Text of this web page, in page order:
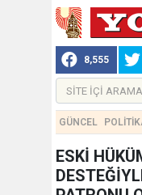
8,555
GÜNCEL
ESKİ